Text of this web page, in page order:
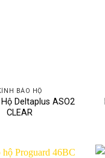
BẢO HỘ
Deltaplus ASO2
CLEAR